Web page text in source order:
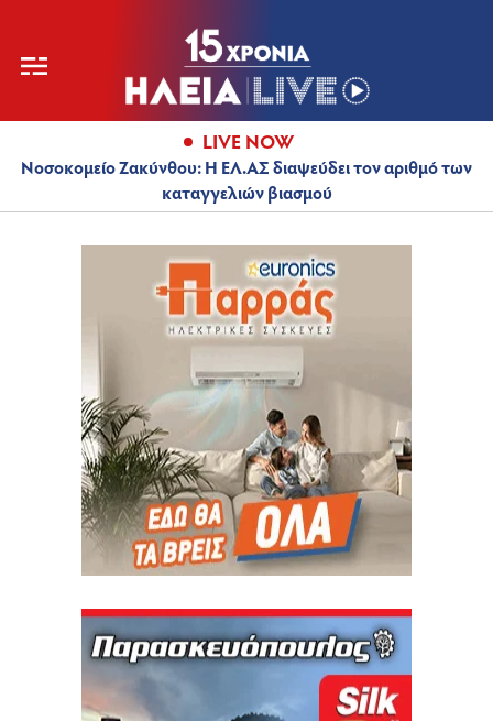
LIVE NOW
Νοσοκομείο Ζακύνθου: Η ΕΛ.ΑΣ διαψεύδει τον αριθμό των
καταγγελιών βιασμού